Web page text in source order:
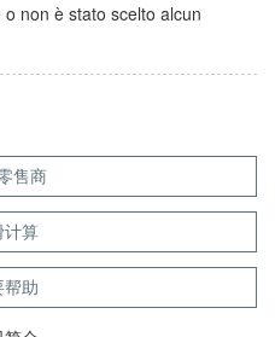
non è stato scelto alcun
售商
计算
帮助